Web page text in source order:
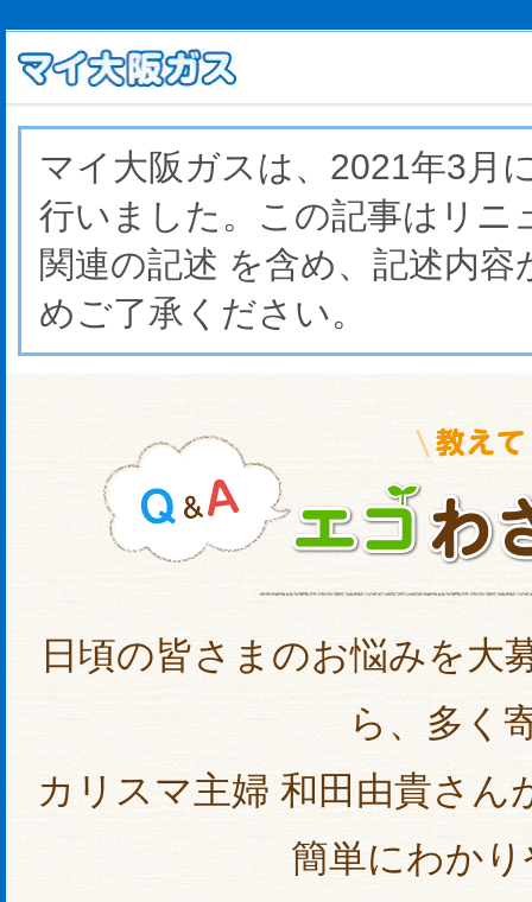
マイ大阪ガスは、2021年3月
行いました。この記事はリ
関連の記述 を含め、記述内
めご了承ください。
日頃の皆さまのお悩みを大
ら、多く
カリスマ主婦 和田由貴さ
簡単にわか